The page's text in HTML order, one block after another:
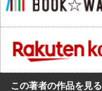
この著者の作品を見る